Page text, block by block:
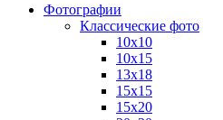
Фотографии
Классические фото
10х10
10х15
13х18
15х15
15х20